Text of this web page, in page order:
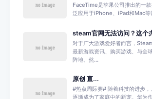
FaceTime是苹果公司推出的一
泛应用于iPhone、iPad和Mac等
steam官网无法访问？这个
对于广大游戏爱好者而言，
最新游戏资讯、购买游戏、与全
阵地。然...
原创 直...
#热点周际赛# 随着科技的进步，
逐渐成为了家庭中的新宠。华为